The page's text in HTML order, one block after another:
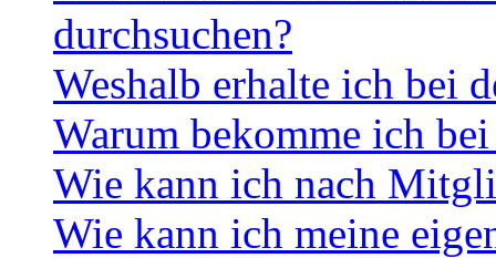
durchsuchen?
Weshalb erhalte ich bei
Warum bekomme ich
Wie kann ich nach
Wie kann ich meine